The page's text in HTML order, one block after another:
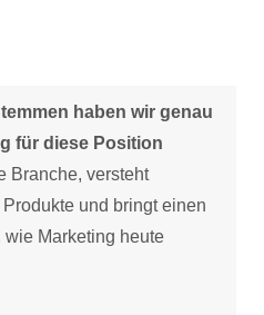
haben wir genau
für diese Position
Branche, versteht
und bringt einen
wie Marketing heute